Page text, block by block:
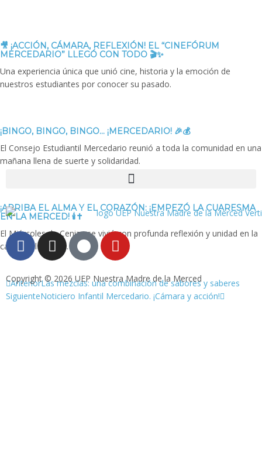
🎥 ¡ACCIÓN, CÁMARA, REFLEXIÓN! EL “CINEFÓRUM
MERCEDARIO” LLEGÓ CON TODO 🎬✨
Una experiencia única que unió cine, historia y la emoción de
nuestros estudiantes por conocer su pasado.
¡BINGO, BINGO, BINGO… ¡MERCEDARIO! 🎉💰
El Consejo Estudiantil Mercedario reunió a toda la comunidad en una
mañana llena de suerte y solidaridad.
¡ARRIBA EL ALMA Y EL CORAZÓN: ¡EMPEZÓ LA CUARESMA
EN LA MERCED! 🕯️✝️
El Miércoles de Ceniza se vivió con profunda reflexión y unidad en la
capilla del colegio.
AnteriorLas mezclas: una combinación de sabores y saberes
SiguienteNoticiero Infantil Mercedario. ¡Cámara y acción!
Copyright © 2026 UEP Nuestra Madre de la Merced